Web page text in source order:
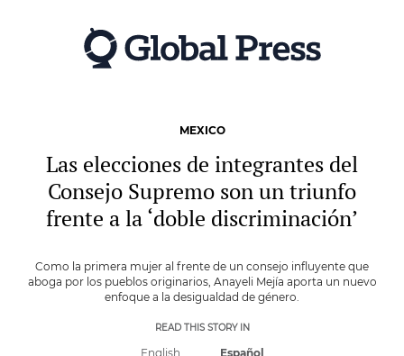
MEXICO
Las elecciones de integrantes del
Consejo Supremo son un triunfo
frente a la ‘doble discriminación’
Como la primera mujer al frente de un consejo influyente que
aboga por los pueblos originarios, Anayeli Mejía aporta un nuevo
enfoque a la desigualdad de género.
READ THIS STORY IN
English Español